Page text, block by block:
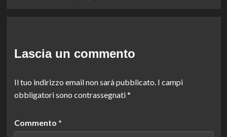
Lascia un commento
Il tuo indirizzo email non sarà pubblicato. I campi
obbligatori sono contrassegnati*
Commento *